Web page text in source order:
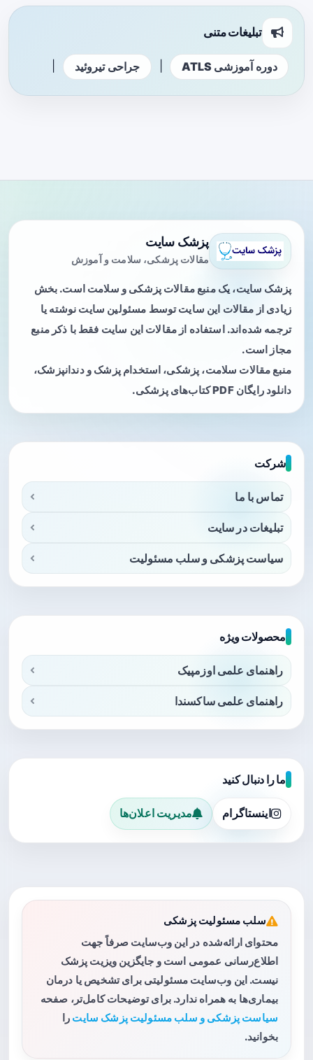
تبلیغات متنی
دوره آموزشی ATLS جراحی تیروئید
پزشک سایت
مقالات پزشکی، سلامت و آموزش
پزشک سایت، یک منبع مقالات پزشکی و سلامت است. بخش
زیادی از مقالات این سایت توسط مسئولین سایت نوشته یا
ترجمه شده‌اند. استفاده از مقالات این سایت فقط با ذکر منبع
مجاز است.
منبع مقالات سلامت، پزشکی، استخدام پزشک و دندانپزشک،
دانلود رایگان PDF کتاب‌های پزشکی.
شرکت
تماس با ما
تبلیغات در سایت
سیاست پزشکی و سلب مسئولیت
محصولات ویژه
راهنمای علمی اوزمپیک
راهنمای علمی ساکسندا
ما را دنبال کنید
اینستاگرام مدیریت اعلان‌ها
سلب مسئولیت پزشکی
محتوای ارائه‌شده در این وب‌سایت صرفاً جهت
اطلاع‌رسانی عمومی است و جایگزین ویزیت پزشک
نیست. این وب‌سایت مسئولیتی برای تشخیص یا درمان
بیماری‌ها به همراه ندارد. برای توضیحات کامل‌تر، صفحه
سیاست پزشکی و سلب مسئولیت پزشک سایت را
بخوانید.